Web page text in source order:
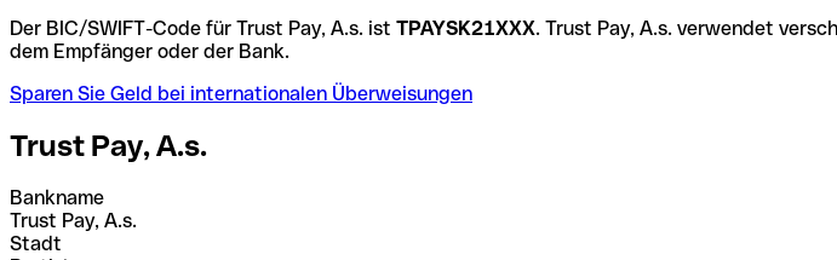
Der BIC/SWIFT-Code für Trust Pay, A.s. ist TPAYSK21XXX. Trust Pay, A.s. verwendet
dem Empfänger oder der Bank.
Sparen Sie Geld bei internationalen Überweisungen
Trust Pay, A.s.
Bankname
Trust Pay, A.s.
Stadt